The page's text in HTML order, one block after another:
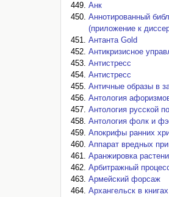
Анк
Аннотированный
(приложение к
Антанта Gold
Антикризисное
Антистресс
Антистресс
Античные образы в
Антология
Антология русской
Антология фолк и
Апокрифы ранних
Аппарат вредных
Аранжировка
Арбитражный
Армейский форсаж
Архангельск в